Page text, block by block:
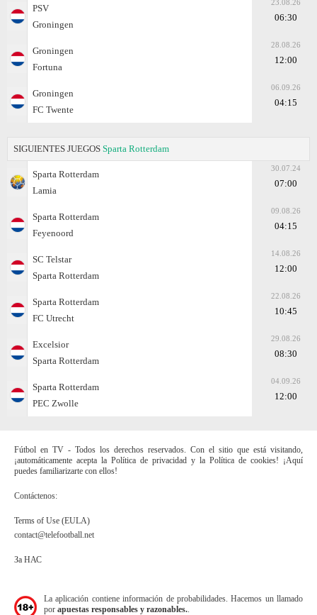
PSV
Groningen
23.08.26
06:30
Groningen
Fortuna
28.08.26
12:00
Groningen
FC Twente
06.09.26
04:15
SIGUIENTES JUEGOS Sparta Rotterdam
Sparta Rotterdam
Lamia
30.07.24
07:00
Sparta Rotterdam
Feyenoord
09.08.26
04:15
SC Telstar
Sparta Rotterdam
14.08.26
12:00
Sparta Rotterdam
FC Utrecht
22.08.26
10:45
Excelsior
Sparta Rotterdam
29.08.26
08:30
Sparta Rotterdam
PEC Zwolle
04.09.26
12:00
Fútbol en TV - Todos los derechos reservados. Con el sitio que está visitando,
¡automáticamente acepta la Política de privacidad y la Política de cookies! ¡Aquí
puedes familiarizarte con ellos!
Contáctenos:
Terms of Use (EULA)
contact@telefootball.net
За НАС
La aplicación contiene información de probabilidades. Hacemos un llamado
por apuestas responsables y razonables.